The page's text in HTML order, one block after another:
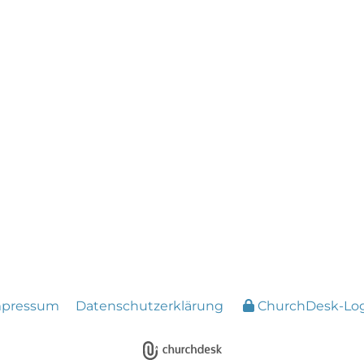
Datenschutzerklärung ChurchDesk-